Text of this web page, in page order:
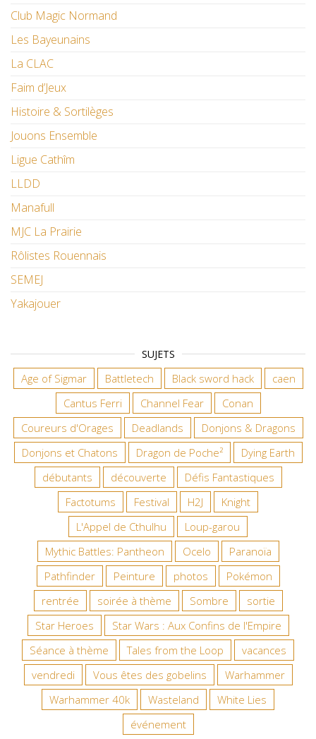
Club Magic Normand
Les Bayeunains
La CLAC
Faim d’Jeux
Histoire & Sortilèges
Jouons Ensemble
Ligue Cathîm
LLDD
Manafull
MJC La Prairie
Rôlistes Rouennais
SEMEJ
Yakajouer
SUJETS
Age of Sigmar Battletech Black sword hack
caen
Cantus Ferri
Channel Fear
Conan
Coureurs d'Orages
Deadlands
Donjons & Dragons
Donjons et Chatons
Dragon de Poche²
Dying Earth
débutants
découverte
Défis Fantastiques
Factotums
Festival H2J
Knight
L'Appel de Cthulhu
Loup-garou
Mythic Battles: Pantheon
Ocelo
Paranoïa
Pathfinder
Peinture photos
Pokémon
rentrée
soirée à thème Sombre
sortie
Star Heroes
Star Wars : Aux Confins de l'Empire
Séance à thème
Tales from the Loop
vacances
vendredi
Vous êtes des gobelins
Warhammer
Warhammer 40k
Wasteland
White Lies
événement